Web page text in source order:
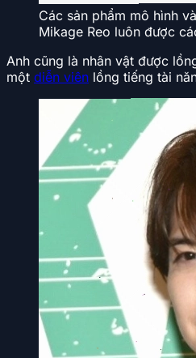
Các sản phẩm mô hình
Mikage Reo luôn được
Anh cũng là nhân vật được
một diễn viên lồng tiếng tài